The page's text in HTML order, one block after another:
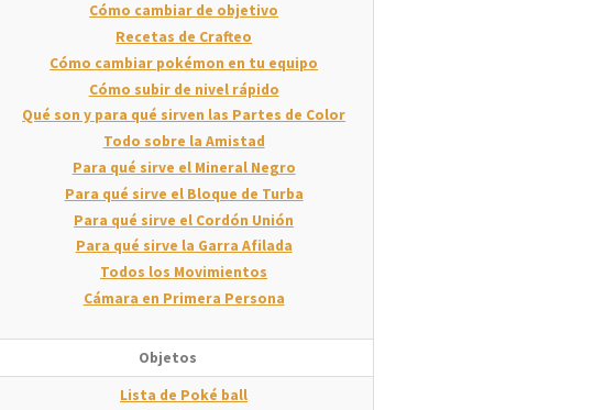
Cómo cambiar de objetivo
Recetas de Crafteo
Cómo cambiar pokémon en tu equipo
Cómo subir de nivel rápido
Qué son y para qué sirven las Partes de Color
Todo sobre la Amistad
Para qué sirve el Mineral Negro
Para qué sirve el Bloque de Turba
Para qué sirve el Cordón Unión
Para qué sirve la Garra Afilada
Todos los Movimientos
Cámara en Primera Persona
Objetos
Lista de Poké ball